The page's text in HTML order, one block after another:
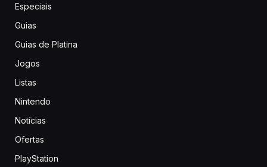
Especiais
Guias
Guias de Platina
Jogos
Listas
Nintendo
Notícias
Ofertas
PlayStation